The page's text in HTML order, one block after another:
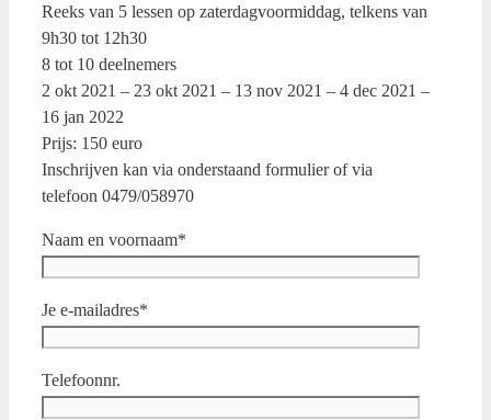
Reeks van 5 lessen op zaterdagvoormiddag, telkens van
9h30 tot 12h30
8 tot 10 deelnemers
2 okt 2021 – 23 okt 2021 – 13 nov 2021 – 4 dec 2021 –
16 jan 2022
Prijs: 150 euro
Inschrijven kan via onderstaand formulier of via
telefoon 0479/058970
Naam en voornaam*
Je e-mailadres*
Telefoonnr.